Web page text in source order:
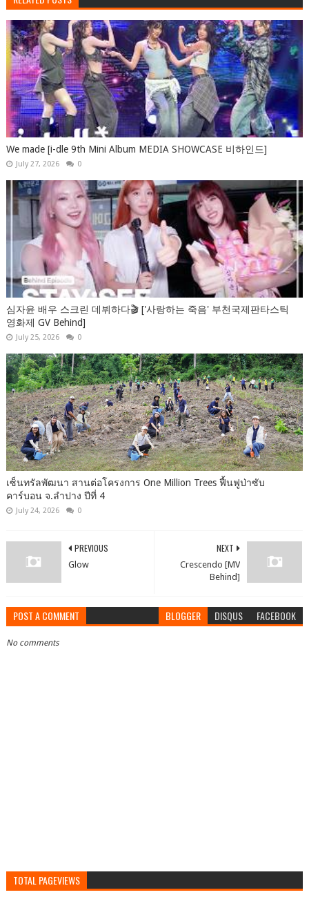
We made [i-dle 9th Mini Album MEDIA SHOWCASE 비하인드]
July 27, 2026 0
심자윤 배우 스크린 데뷔하다🎬 ['사랑하는 죽음' 부천국제판타스틱
영화제 GV Behind]
July 25, 2026 0
เซ็นทรัลพัฒนา สานต่อโครงการ One Million Trees ฟื้นฟูป่าซับ
คาร์บอน จ.ลำปาง ปีที่ 4
July 24, 2026 0
NEXT
Crescendo [MV
Behind]
PREVIOUS
Glow
POST A COMMENT BLOGGER DISQUS FACEBOOK
No comments
TOTAL PAGEVIEWS